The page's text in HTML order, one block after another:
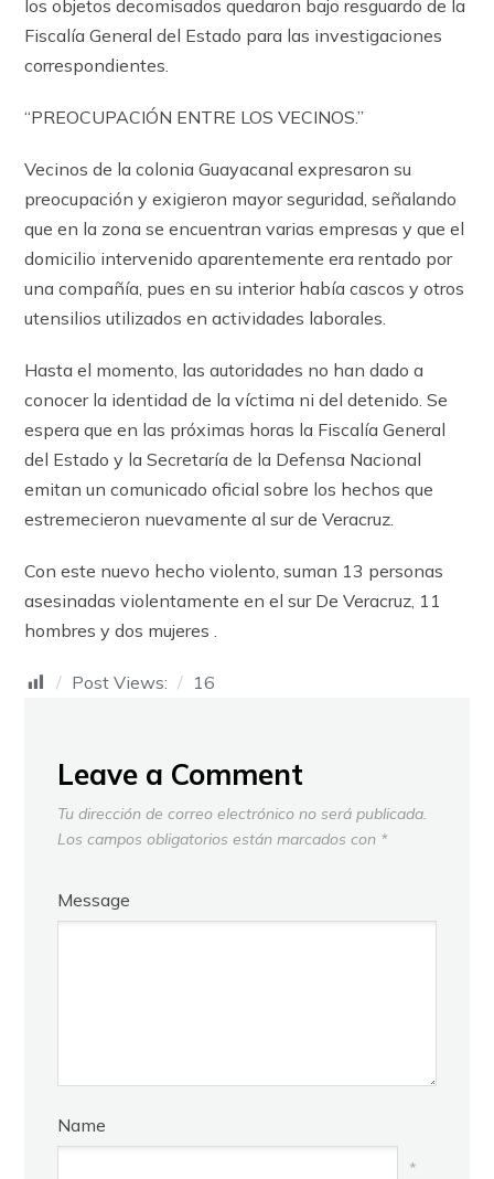
los objetos decomisados quedaron bajo resguardo de la
Fiscalía General del Estado para las investigaciones
correspondientes.
“PREOCUPACIÓN ENTRE LOS VECINOS.”
Vecinos de la colonia Guayacanal expresaron su
preocupación y exigieron mayor seguridad, señalando
que en la zona se encuentran varias empresas y que el
domicilio intervenido aparentemente era rentado por
una compañía, pues en su interior había cascos y otros
utensilios utilizados en actividades laborales.
Hasta el momento, las autoridades no han dado a
conocer la identidad de la víctima ni del detenido. Se
espera que en las próximas horas la Fiscalía General
del Estado y la Secretaría de la Defensa Nacional
emitan un comunicado oficial sobre los hechos que
estremecieron nuevamente al sur de Veracruz.
Con este nuevo hecho violento, suman 13 personas
asesinadas violentamente en el sur De Veracruz, 11
hombres y dos mujeres .
Post Views: 16
Leave a Comment
Tu dirección de correo electrónico no será publicada.
Los campos obligatorios están marcados con *
Message
Name
*